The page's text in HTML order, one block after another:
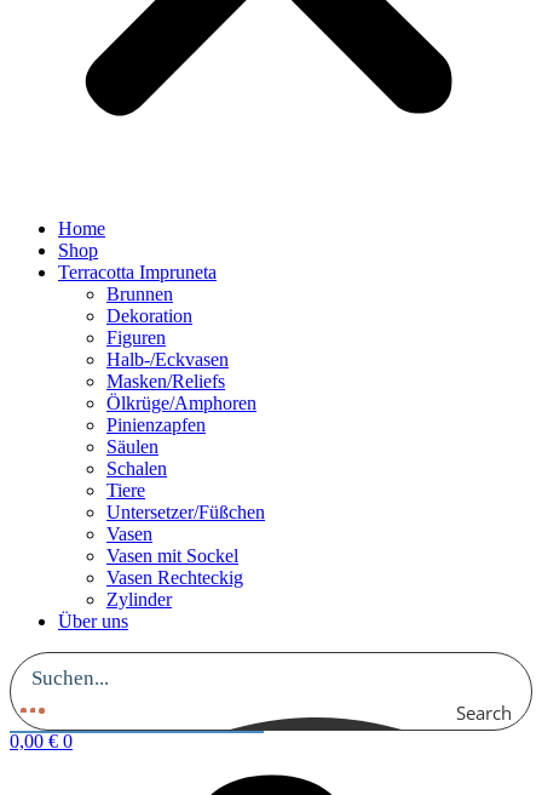
Home
Shop
Terracotta Impruneta
Brunnen
Dekoration
Figuren
Halb-/Eckvasen
Masken/Reliefs
Ölkrüge/Amphoren
Pinienzapfen
Säulen
Schalen
Tiere
Untersetzer/Füßchen
Vasen
Vasen mit Sockel
Vasen Rechteckig
Zylinder
Über uns
Search
0,00 € 0